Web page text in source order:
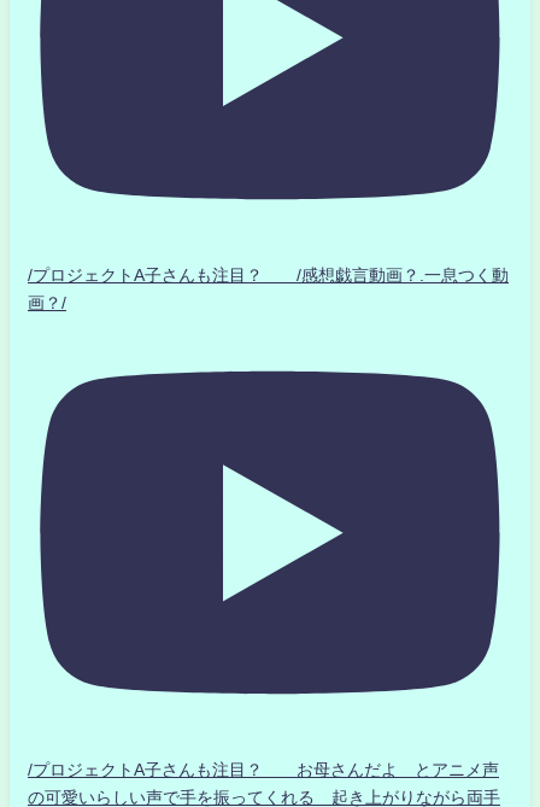
/プロジェクトA子さんも注目？ /感想戯言動画？.一息つく動
画？/
/プロジェクトA子さんも注目？ お母さんだよ とアニメ声
の可愛いらしい声で手を振ってくれる 起き上がりながら両手